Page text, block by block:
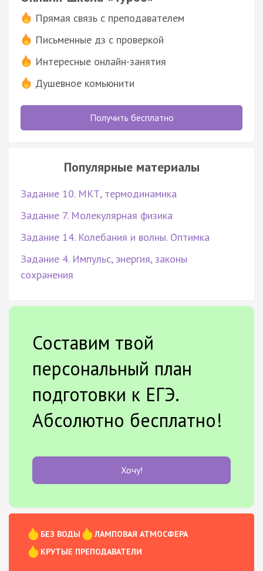
Прямая связь с преподавателем
Письменные дз с проверкой
Интересные онлайн-занятия
Душевное комьюнити
Получить бесплатно
Популярные материалы
Задание 10. МКТ, термодинамика
Задание 7. Молекулярная физика
Задание 14. Колебания и волны. Оптимка
Задание 4. Импульс, энергия, законы
сохранения
Составим твой
персональный план
подготовки к ЕГЭ.
Абсолютно бесплатно!
Хочу!
БЕЗ ВОДЫ
ЛАМПОВАЯ АТМОСФЕРА
КРУТЫЕ ПРЕПОДАВАТЕЛИ